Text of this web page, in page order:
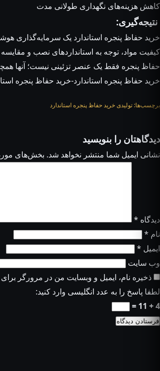
کاهش هزینه‌های نگهداری طولانی مدت
نتیجه‌گیری:
خرید حفاظ پنجره استاندارد یک سرمایه‌گذاری
کیفیت مواد، توجه به استانداردهای نصب و مقایسه
حفاظ پنجره فقط یک عنصر تزئینی نیست؛ آنها
خرید حفاظ پنجره استاندارد-خرید حفاظ پنجره
برچسب‌ها: تولیدی خرید حفاظ پنجره استاندارد
دیدگاهتان را بنویسید
نشانی ایمیل شما منتشر نخواهد شد. بخش‌های
دیدگاه *
نام *
ایمیل *
وب‌ سایت
ذخیره نام، ایمیل و وبسایت من در مرورگر
لطفا پاسخ را به عدد انگلیسی وارد کنید:
4 + 11 =